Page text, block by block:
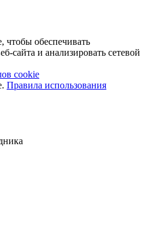
обеспечивать
сайта и анализировать сетевой
cookie
Правила использования